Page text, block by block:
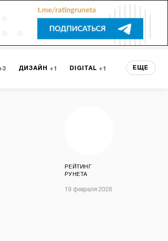
3 ДИЗАЙН 1 DIGITAL 1 ЕЩЕ
РЕЙТИНГ
РУНЕТА
19 февраля 2026